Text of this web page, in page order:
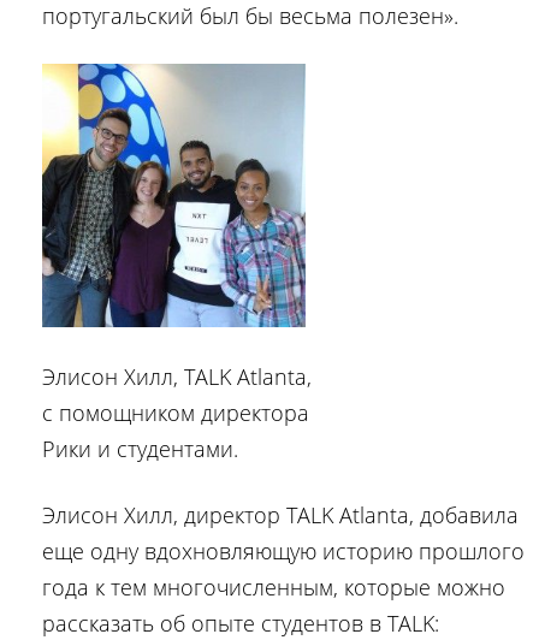
португальский был бы весьма полезен».
Элисон Хилл, TALK Atlanta,
с помощником директора
Рики и студентами.
Элисон Хилл, директор TALK Atlanta, добавила
еще одну вдохновляющую историю прошлого
года к тем многочисленным, которые можно
рассказать об опыте студентов в TALK: